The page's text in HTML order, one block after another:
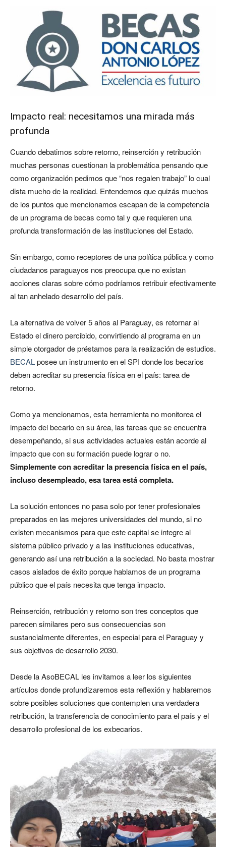
Impacto real: necesitamos una mirada más
profunda
Cuando debatimos sobre retorno, reinserción y retribución
muchas personas cuestionan la problemática pensando que
como organización pedimos que “nos regalen trabajo” lo cual
dista mucho de la realidad. Entendemos que quizás muchos
de los puntos que mencionamos escapan de la competencia
de un programa de becas como tal y que requieren una
profunda transformación de las instituciones del Estado.
Sin embargo, como receptores de una política pública y como
ciudadanos paraguayos nos preocupa que no existan
acciones claras sobre cómo podríamos retribuir efectivamente
al tan anhelado desarrollo del país.
La alternativa de volver 5 años al Paraguay, es retornar al
Estado el dinero percibido, convirtiendo al programa en un
simple otorgador de préstamos para la realización de estudios.
BECALposee un instrumento en el SPI donde los becarios
deben acreditar su presencia física en el país: tarea de
retorno.
Como ya mencionamos, esta herramienta no monitorea el
impacto del becario en su área, las tareas que se encuentra
desempeñando, si sus actividades actuales están acorde al
impacto que con su formación puede lograr o no.
Simplemente con acreditar la presencia física en el país,
incluso desempleado, esa tarea está completa.
La solución entonces no pasa solo por tener profesionales
preparados en las mejores universidades del mundo, si no
existen mecanismos para que este capital se integre al
sistema público privado y a las instituciones educativas,
generando así una retribución a la sociedad. No basta mostrar
casos aislados de éxito porque hablamos de un programa
público que el país necesita que tenga impacto.
Reinserción, retribución y retorno son tres conceptos que
parecen similares pero sus consecuencias son
sustancialmente diferentes, en especial para el Paraguay y
sus objetivos de desarrollo 2030.
Desde la AsoBECAL les invitamos a leer los siguientes
artículos donde profundizaremos esta reflexión y hablaremos
sobre posibles soluciones que contemplen una verdadera
retribución, la transferencia de conocimiento para el país y el
desarrollo profesional de los exbecarios.